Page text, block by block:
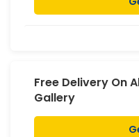
Free Delivery On
Gallery